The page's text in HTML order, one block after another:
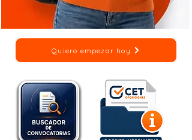
Quiero empezar hoy